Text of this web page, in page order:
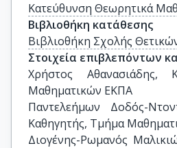
Κατεύθυνση Θεωρητικά
Βιβλιοθήκη κατάθεσης
Βιβλιοθήκη Σχολής
Στοιχεία επιβλεπόντων
Χρήστος Αθανασιάδης,
Μαθηματικών ΕΚΠΑ
Παντελεήμων Δοδός-
Καθηγητής, Τμήμα
Διογένης-Ρωμανός